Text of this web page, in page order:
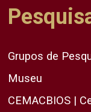
Grupos de
Museu
CEMACBIOS |